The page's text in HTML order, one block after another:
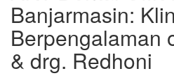
Banjarmasin:
Berpengalaman
& drg. Redhoni